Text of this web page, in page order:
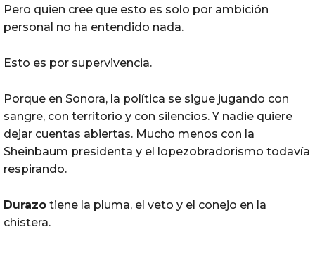
Pero quien cree que esto es solo por ambición
personal no ha entendido nada.
Esto es por supervivencia.
Porque en Sonora, la política se sigue jugando con
sangre, con territorio y con silencios. Y nadie quiere
dejar cuentas abiertas. Mucho menos con la
Sheinbaum presidenta y el lopezobradorismo todavía
respirando.
Durazo tiene la pluma, el veto y el conejo en la
chistera.